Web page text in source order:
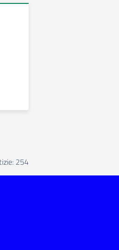
254